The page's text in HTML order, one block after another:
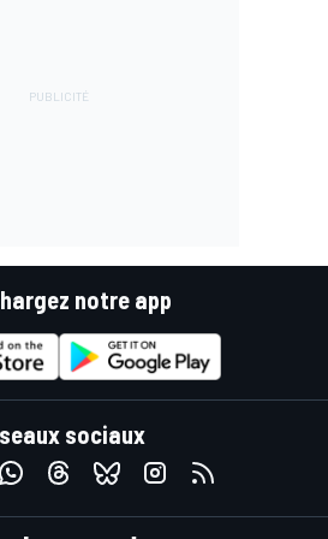
notre app
sociaux